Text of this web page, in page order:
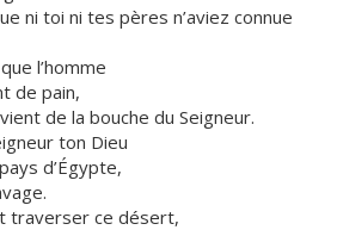
ni toi ni tes pères n’aviez connue
l’homme
de pain,
de la bouche du Seigneur.
ton Dieu
d’Égypte,
traverser ce désert,